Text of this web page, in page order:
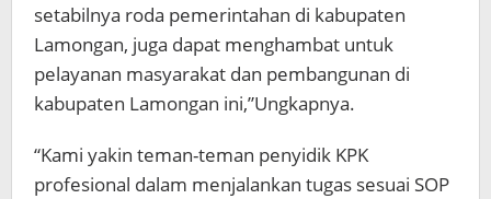
setabilnya roda pemerintahan di kabupaten
Lamongan, juga dapat menghambat untuk
pelayanan masyarakat dan pembangunan di
kabupaten Lamongan ini,”Ungkapnya.
“Kami yakin teman-teman penyidik KPK
profesional dalam menjalankan tugas sesuai SOP